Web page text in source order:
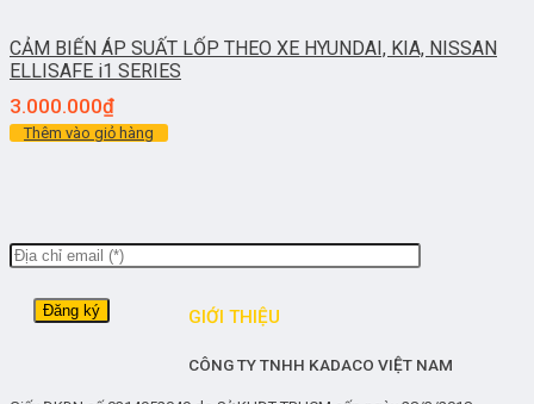
CẢM BIẾN ÁP SUẤT LỐP THEO XE HYUNDAI, KIA, NISSAN
ELLISAFE i1 SERIES
3.000.000₫
Thêm vào giỏ hàng
GIỚI THIỆU
CÔNG TY TNHH KADACO VIỆT NAM